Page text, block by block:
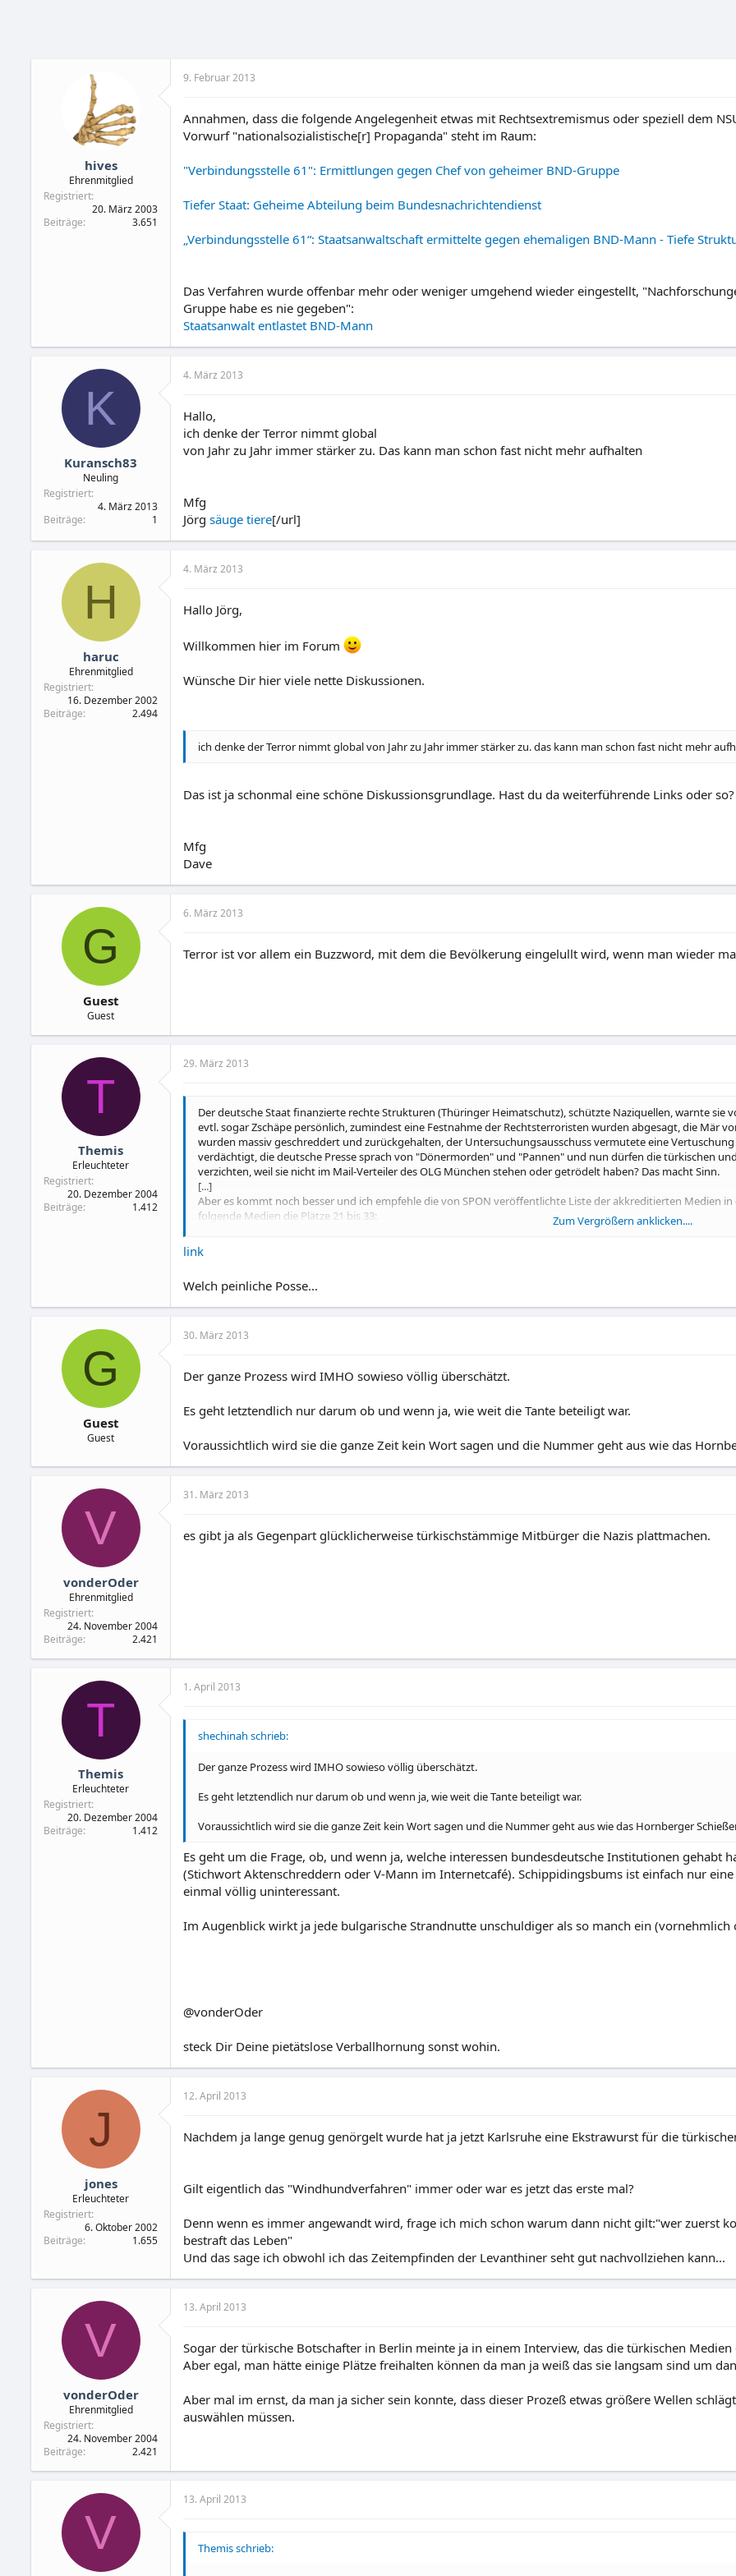
hives
Ehrenmitglied
Registriert
20. März 2003
Beiträge
3.651
9. Februar 2013
Annahmen, dass die folgende Angelegenheit etwas mit Rechtsextremismus oder speziell dem
Vorwurf "nationalsozialistische[r] Propaganda" steht im Raum:
"Verbindungsstelle 61": Ermittlungen gegen Chef von geheimer BND-Gruppe
Tiefer Staat: Geheime Abteilung beim Bundesnachrichtendienst
„Verbindungsstelle 61“: Staatsanwaltschaft ermittelte gegen ehemaligen BND-Mann - Tiefe
Das Verfahren wurde offenbar mehr oder weniger umgehend wieder eingestellt,
Gruppe habe es nie gegeben":
Staatsanwalt entlastet BND-Mann
K
Kuransch83
Neuling
Registriert
4. März 2013
Beiträge
1
4. März 2013
Hallo,
ich denke der Terror nimmt global
von Jahr zu Jahr immer stärker zu. Das kann man schon fast nicht mehr aufhalten
Mfg
Jörg säuge tiere[/url]
H
haruc
Ehrenmitglied
Registriert
16. Dezember 2002
Beiträge
2.494
4. März 2013
Hallo Jörg,
Willkommen hier im Forum
Wünsche Dir hier viele nette Diskussionen.
ich denke der Terror nimmt global von Jahr zu Jahr immer stärker zu. das kann man schon fast nicht mehr
Das ist ja schonmal eine schöne Diskussionsgrundlage. Hast du da weiterführende Links oder so?
Mfg
Dave
G
Guest
Guest
6. März 2013
Terror ist vor allem ein Buzzword, mit dem die Bevölkerung eingelullt wird, wenn man wieder
T
Themis
Erleuchteter
Registriert
20. Dezember 2004
Beiträge
1.412
29. März 2013
Der deutsche Staat finanzierte rechte Strukturen (Thüringer Heimatschutz), schützte Naziquellen, warnte sie
evtl. sogar Zschäpe persönlich, zumindest eine Festnahme der Rechtsterroristen wurden abgesagt, die Mär
wurden massiv geschreddert und zurückgehalten, der Untersuchungsausschuss vermutete eine
verdächtigt, die deutsche Presse sprach von "Dönermorden" und "Pannen" und nun dürfen die türkischen
verzichten, weil sie nicht im Mail-Verteiler des OLG München stehen oder getrödelt haben? Das macht Sinn.
[...]
Aber es kommt noch besser und ich empfehle die von SPON veröffentlichte Liste der akkreditierten Medien
folgende Medien die Plätze 21 bis 33:
Niederlande Dagblad und De Telegraaf
dapd (Nachrichtenagentur)
Zeitenspiegel
RTL Niederlande
Völkerling, Jörg (freier Journalist)
Le Jeune, Martin (freier Journalist)
Independent Berlin
dapd = keine Zeitangabe
Mandoga = keine Zeitangabe
Jens Eumann = keine Zeitangabe
Independent Berlin = 09:56
Spätenstens jetzt sollte das OLG München darüber nachdenken die exakten Zeiten der
zur Bewerbung von Hürriyet
und warum der Journalist Fuchs, der sein Gesuch um 08:59 versandte auf
Bewerbung um 09:39 einging es auf Platz 22 schaffte, bedarf einer Erklärung.
Zum Vergrößern anklicken....
link
Welch peinliche Posse...
G
Guest
Guest
30. März 2013
Der ganze Prozess wird IMHO sowieso völlig überschätzt.
Es geht letztendlich nur darum ob und wenn ja, wie weit die Tante beteiligt war.
Voraussichtlich wird sie die ganze Zeit kein Wort sagen und die Nummer geht aus wie das
V
vonderOder
Ehrenmitglied
Registriert
24. November 2004
Beiträge
2.421
31. März 2013
es gibt ja als Gegenpart glücklicherweise türkischstämmige Mitbürger die Nazis plattmachen.
T
Themis
Erleuchteter
Registriert
20. Dezember 2004
Beiträge
1.412
1. April 2013
shechinah schrieb:
Der ganze Prozess wird IMHO sowieso völlig überschätzt.
Es geht letztendlich nur darum ob und wenn ja, wie weit die Tante beteiligt war.
Voraussichtlich wird sie die ganze Zeit kein Wort sagen und die Nummer geht aus wie das Hornberger
Es geht um die Frage, ob, und wenn ja, welche interessen bundesdeutsche Institutionen gehabt
(Stichwort Aktenschreddern oder V-Mann im Internetcafé). Schippidingsbums ist einfach nur
einmal völlig uninteressant.
Im Augenblick wirkt ja jede bulgarische Strandnutte unschuldiger als so manch ein
@vonderOder
steck Dir Deine pietätslose Verballhornung sonst wohin.
J
jones
Erleuchteter
Registriert
6. Oktober 2002
Beiträge
1.655
12. April 2013
Nachdem ja lange genug genörgelt wurde hat ja jetzt Karlsruhe eine Ekstrawurst für die
Gilt eigentlich das "Windhundverfahren" immer oder war es jetzt das erste mal?
Denn wenn es immer angewandt wird, frage ich mich schon warum dann nicht gilt:"wer zuerst
bestraft das Leben"
Und das sage ich obwohl ich das Zeitempfinden der Levanthiner seht gut nachvollziehen kann...
V
vonderOder
Ehrenmitglied
Registriert
24. November 2004
Beiträge
2.421
13. April 2013
Sogar der türkische Botschafter in Berlin meinte ja in einem Interview, das die türkischen
Aber egal, man hätte einige Plätze freihalten können da man ja weiß das sie langsam sind um
Aber mal im ernst, da man ja sicher sein konnte, dass dieser Prozeß etwas größere Wellen
auswählen müssen.
V
13. April 2013
Themis schrieb: